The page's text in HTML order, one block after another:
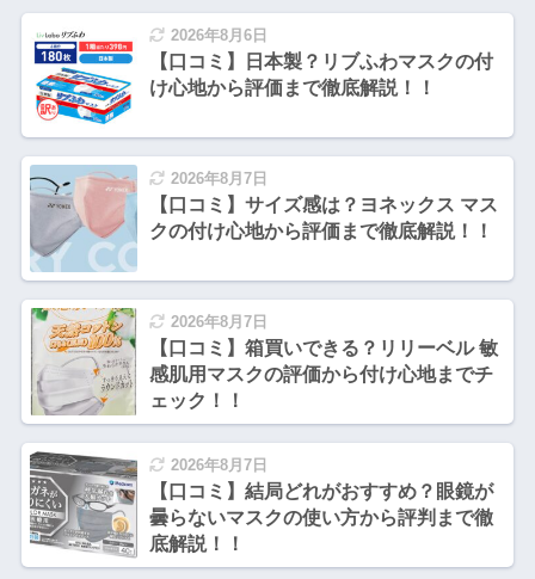
2026年8月6日
【口コミ】日本製？リブふわマスクの付
け心地から評価まで徹底解説！！
2026年8月7日
【口コミ】サイズ感は？ヨネックス マス
クの付け心地から評価まで徹底解説！！
2026年8月7日
【口コミ】箱買いできる？リリーベル 敏
感肌用マスクの評価から付け心地までチ
ェック！！
2026年8月7日
【口コミ】結局どれがおすすめ？眼鏡が
曇らないマスクの使い方から評判まで徹
底解説！！